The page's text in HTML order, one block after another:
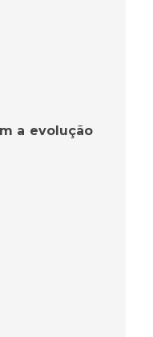
a evolução